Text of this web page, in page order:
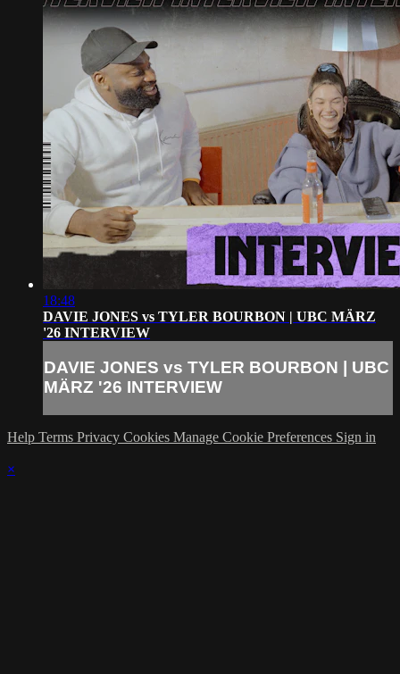
18:48
DAVIE JONES vs TYLER BOURBON | UBC MÄRZ
'26 INTERVIEW
DAVIE JONES vs TYLER BOURBON | UBC
MÄRZ '26 INTERVIEW
Help Terms Privacy Cookies Manage Cookie Preferences Sign in
×